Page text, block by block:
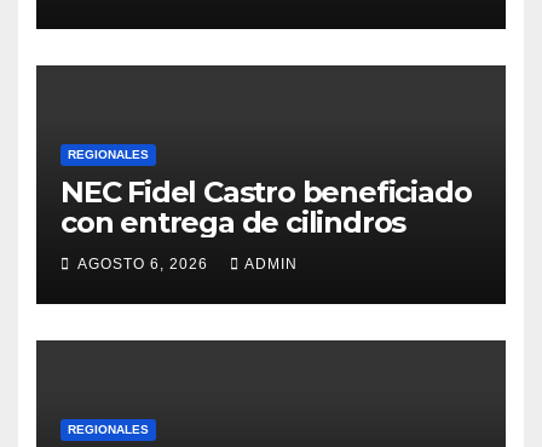
REGIONALES
NEC Fidel Castro beneficiado
con entrega de cilindros
AGOSTO 6, 2026 ADMIN
REGIONALES